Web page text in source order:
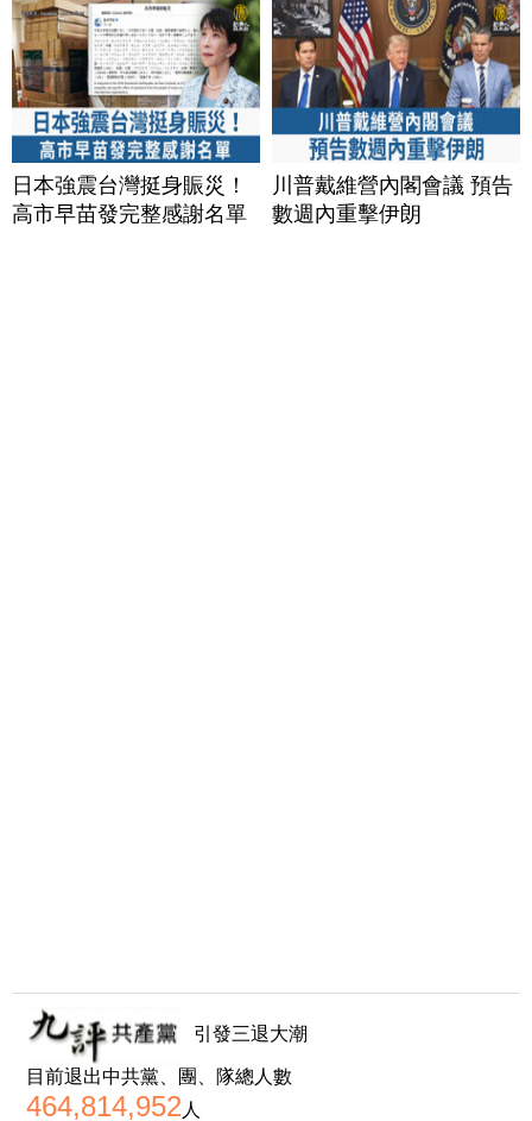
日本強震台灣挺身賑災！
高市早苗發完整感謝名單
川普戴維營內閣會議 預告
數週內重擊伊朗
引發三退大潮
目前退出中共黨、團、隊總人數
464,814,952 人